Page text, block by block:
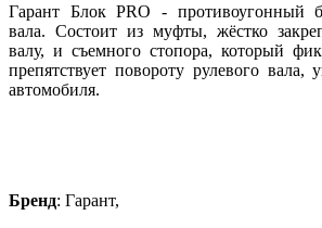
Гарант Блок PRO - противоугонный
вала. Состоит из муфты, жёстко
валу, и съемного стопора, который
препятствует повороту рулевого вала,
автомобиля.
Бренд: Гарант,